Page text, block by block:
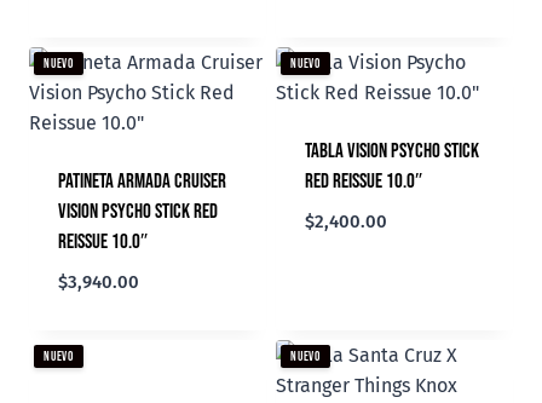
NUEVO
Patineta Armada Cruiser
Vision Psycho Stick Red
Reissue 10.0″
$3,940.00
NUEVO
Tabla Vision Psycho Stick
Red Reissue 10.0″
$2,400.00
NUEVO NUEVO